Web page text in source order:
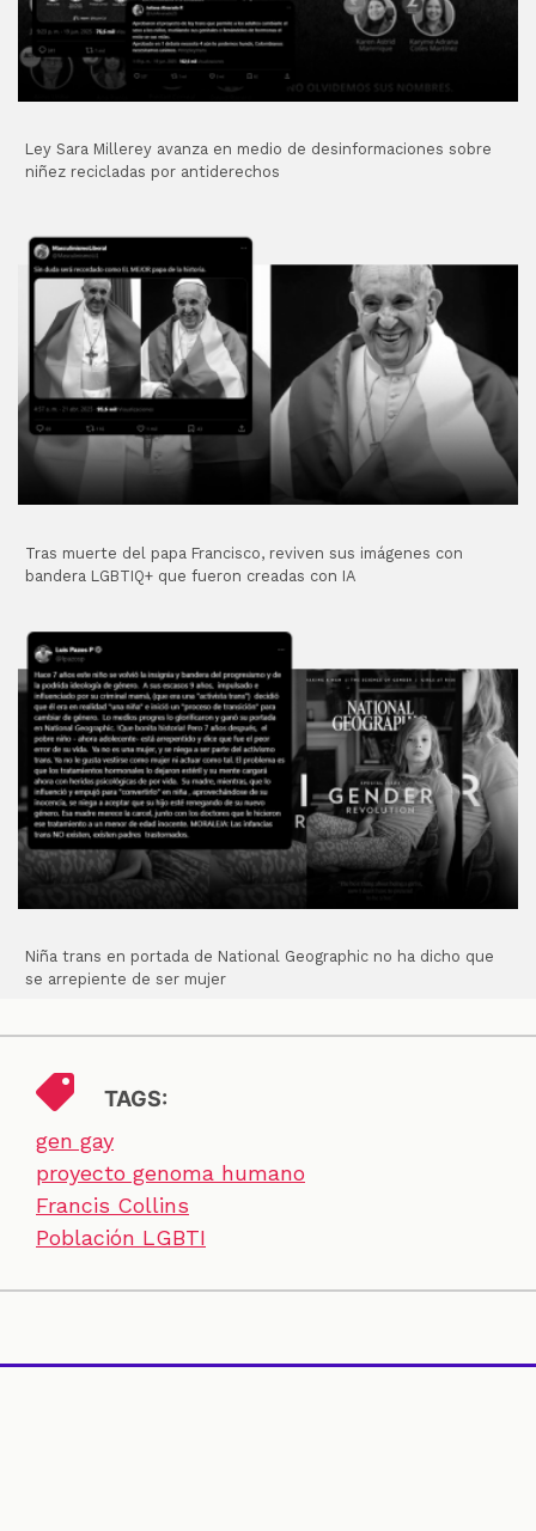
Ley Sara Millerey avanza en medio de desinformaciones sobre
niñez recicladas por antiderechos
Tras muerte del papa Francisco, reviven sus imágenes con
bandera LGBTIQ+ que fueron creadas con IA
Niña trans en portada de National Geographic no ha dicho que
se arrepiente de ser mujer
TAGS:
gen gay
proyecto genoma humano
Francis Collins
Población LGBTI